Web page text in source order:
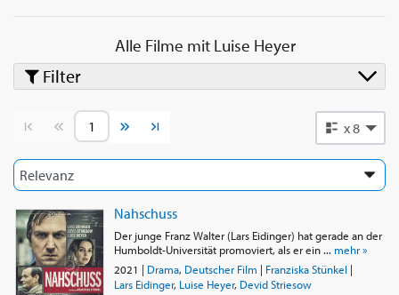
Alle Filme mitLuise Heyer
Vorherige SeiteNächste Seite x 8
Nahschuss
Der junge Franz Walter (Lars Eidinger) hat gerade an der
Humboldt-Universität promoviert, als er ein ... mehr »
2021 | Drama, Deutscher Film | Franziska Stünkel|
Lars Eidinger, Luise Heyer, Devid Striesow
Filter